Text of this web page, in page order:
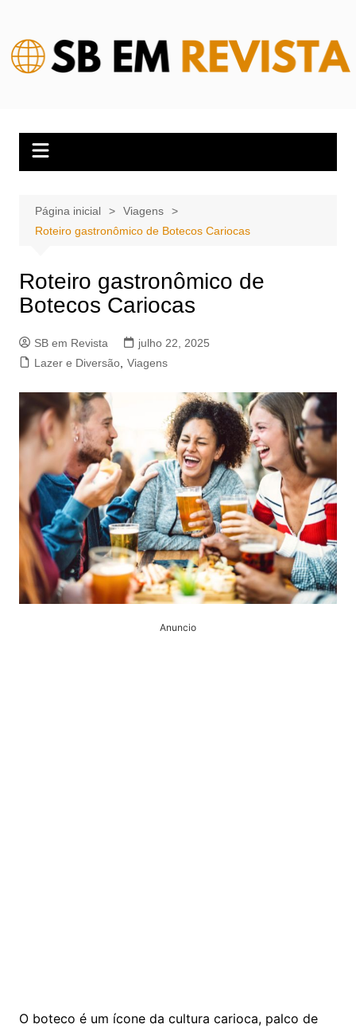
conteúdo
Página inicial
Viagens
Roteiro gastronômico de Botecos Cariocas
Roteiro gastronômico de
Botecos Cariocas
SB em Revista
julho 22, 2025
Lazer e Diversão, Viagens
Anuncio
O boteco é um ícone da cultura carioca, palco de